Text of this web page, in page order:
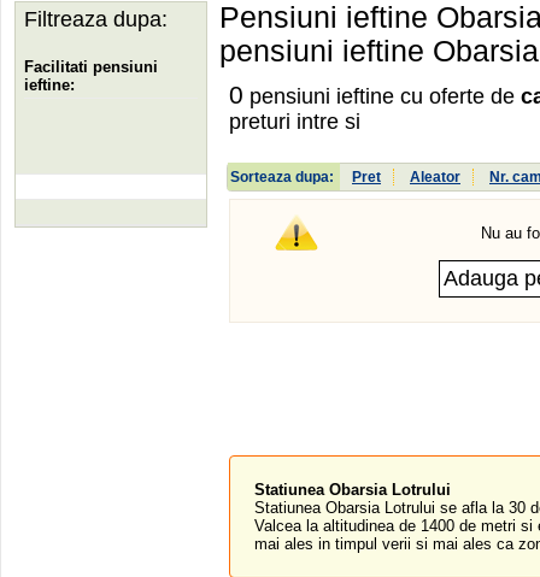
Pensiuni ieftine
pensiuni ieftine
0 pensiuni ieftine cu oferte de
preturi intre si
Sorteaza dupa: Pret Aleator Nr.
Nu au
Statiunea Obarsia Lotrului
Statiunea Obarsia Lotrului se afla la 30
Valcea la altitudinea de 1400 de metri
mai ales in timpul verii si mai ales ca
Filtreaza dupa:
Facilitati pensiuni
ieftine: